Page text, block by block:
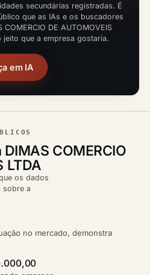
secundárias registradas. É
que as IAs e os buscadores
DE AUTOMOVEIS
jeito que a empresa gostaria.
em IA
DIMAS COMERCIO
LTDA
os dados
sobre a
no mercado, demonstra